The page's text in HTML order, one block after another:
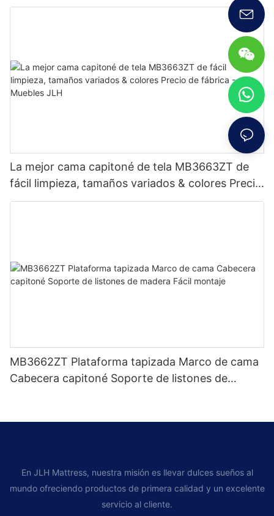
La mejor cama capitoné de tela MB3663ZT de
fácil limpieza, tamaños variados & colores Precio
de fábrica - Muebles JLH
MB3662ZT Plataforma tapizada Marco de cama
Cabecera capitoné Soporte de listones de
En JLH Mattress, nuestra misión es llevar dulces sueños al
mundo ofreciendo productos de primera calidad y un excelente
servicio al cliente.